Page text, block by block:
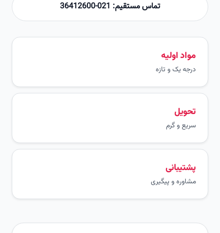
تماس مستقیم: 021-36412600
مواد اولیه
درجه یک و تازه
سریع و گرم
پشتیبانی
مشاوره و پیگیری